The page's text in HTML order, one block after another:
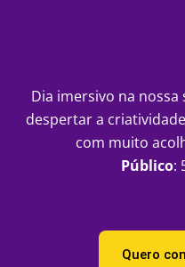
Dia imersivo na nossa
despertar a
com muito
Público:
Quero